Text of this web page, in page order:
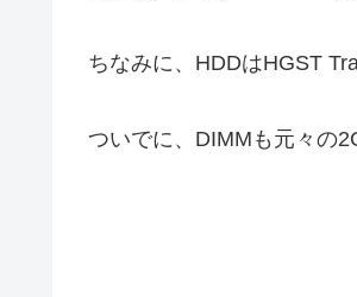
ちなみに、HDDはHGST
ついでに、DIMMも元々の